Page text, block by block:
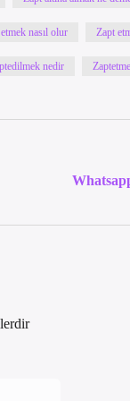
nasıl olur Zapt
nedir